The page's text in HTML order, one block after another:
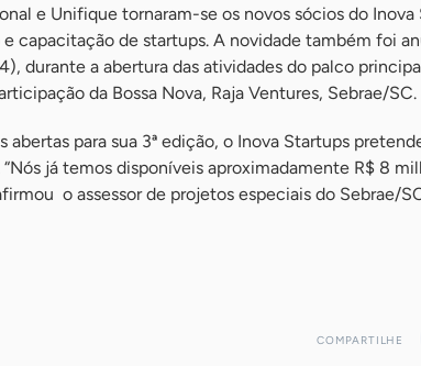
e Unifique tornaram-se os novos sócios do
capacitação de startups. A novidade também foi
durante a abertura das atividades do palco
da Bossa Nova, Raja Ventures, Sebrae/SC.
abertas para sua 3ª edição, o Inova Startups
“Nós já temos disponíveis aproximadamente R$ 8
o assessor de projetos especiais do Sebrae/
COMPARTILHE